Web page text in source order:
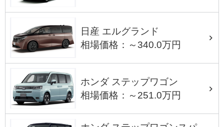
日産 エルグランド
相場価格：～340.0万円
ホンダ ステップワゴン
相場価格：～251.0万円